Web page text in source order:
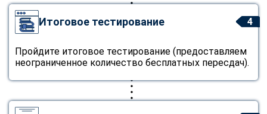
4
Итоговое тестирование
Пройдите итоговое тестирование (предоставляем
неограниченное количество бесплатных пересдач).